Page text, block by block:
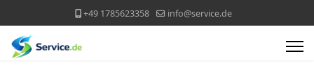
+49 1785623358 info@service.de